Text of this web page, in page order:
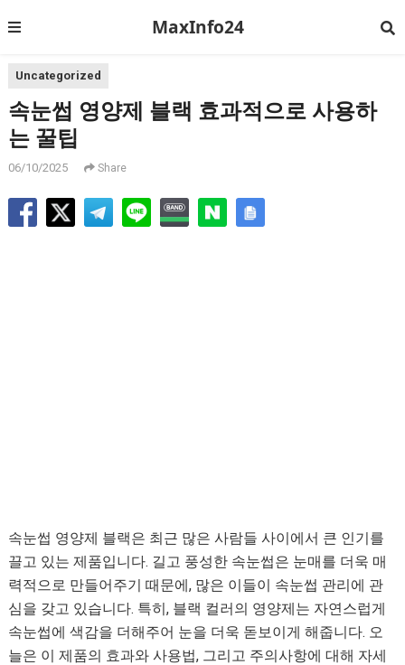
MaxInfo24
Uncategorized
속눈썹 영양제 블랙 효과적으로 사용하
는 꿀팁
06/10/2025 Share
속눈썹 영양제 블랙은 최근 많은 사람들 사이에서 큰 인기를
끌고 있는 제품입니다. 길고 풍성한 속눈썹은 눈매를 더욱 매
력적으로 만들어주기 때문에, 많은 이들이 속눈썹 관리에 관
심을 갖고 있습니다. 특히, 블랙 컬러의 영양제는 자연스럽게
속눈썹에 색감을 더해주어 눈을 더욱 돋보이게 해줍니다. 오
늘은 이 제품의 효과와 사용법, 그리고 주의사항에 대해 자세